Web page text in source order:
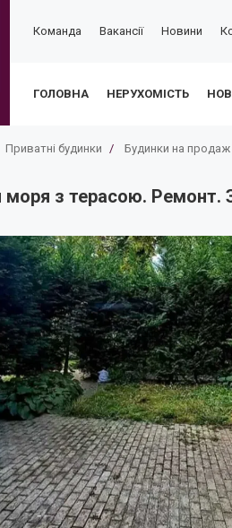
Команда Вакансії Новини
ГОЛОВНА НЕРУХОМІСТЬ
Приватні будинки / Будинки на продаж
моря з терасою. Ремонт.